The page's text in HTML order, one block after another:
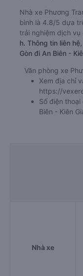
Nhà xe Phương
bình là 4.8/5 dựa
trải nghiệm dịch vụ
h. Thông tin liên
Gòn đi An Biên -
Văn phòng xe
Xem địa chỉ
https://
Số điện thoại
Biên - Kiên
Nhà xe